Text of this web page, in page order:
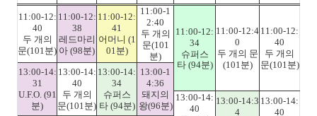
11:00-12:
40
두 개의
문(101분)
11:00-12:
38
레드마리
아 (98분)
11:00-12:
41
어머니 (1
01분)
11:00-1
2:40
두 개의
문(101
분)
11:00-12:
34
슈퍼스
타(94분)
11:00-12:4
0
두 개의 문
(101분)
11:00-12:
40
두 개의
문(101분)
13:00-14:
31
U.F.O. (91
분)
13:00-14:
40
두 개의
문(101분)
13:00-14:
34
슈퍼스
타(94분)
13:00-1
4:36
돼지의
왕(96분)
13:00-14:
40
13:00-14:3
4
13:00-14:
40